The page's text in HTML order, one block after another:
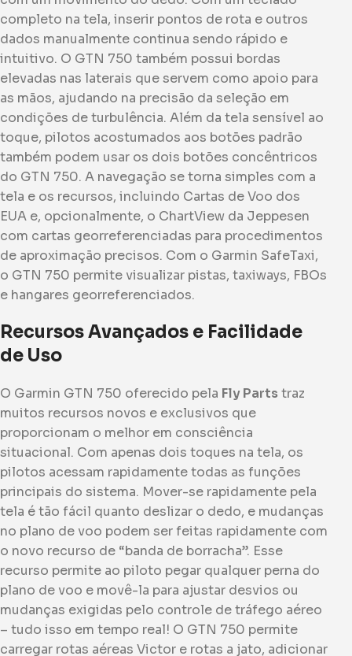
completo na tela, inserir pontos de rota e outros
dados manualmente continua sendo rápido e
intuitivo. O GTN 750 também possui bordas
elevadas nas laterais que servem como apoio para
as mãos, ajudando na precisão da seleção em
condições de turbulência. Além da tela sensível ao
toque, pilotos acostumados aos botões padrão
também podem usar os dois botões concêntricos
do GTN 750. A navegação se torna simples com a
tela e os recursos, incluindo Cartas de Voo dos
EUA e, opcionalmente, o ChartView da Jeppesen
com cartas georreferenciadas para procedimentos
de aproximação precisos. Com o Garmin SafeTaxi,
o GTN 750 permite visualizar pistas, taxiways, FBOs
e hangares georreferenciados.
Recursos Avançados e Facilidade
de Uso
O Garmin GTN 750 oferecido pela Fly Parts traz
muitos recursos novos e exclusivos que
proporcionam o melhor em consciência
situacional. Com apenas dois toques na tela, os
pilotos acessam rapidamente todas as funções
principais do sistema. Mover-se rapidamente pela
tela é tão fácil quanto deslizar o dedo, e mudanças
no plano de voo podem ser feitas rapidamente com
o novo recurso de “banda de borracha”. Esse
recurso permite ao piloto pegar qualquer perna do
plano de voo e movê-la para ajustar desvios ou
mudanças exigidas pelo controle de tráfego aéreo
– tudo isso em tempo real! O GTN 750 permite
carregar rotas aéreas Victor e rotas a jato, adicionar